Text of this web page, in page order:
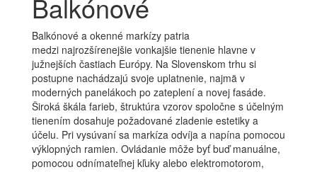
Balkónové
Balkónové a okenné markízy patria
medzi najrozšírenejšie vonkajšie tienenie hlavne v
južnejších častiach Európy. Na Slovenskom trhu si
postupne nachádzajú svoje uplatnenie, najmä v
moderných panelákoch po zateplení a novej fasáde.
Široká škála farieb, štruktúra vzorov spoločne s účelným
tienením dosahuje požadované zladenie estetiky a
účelu. Pri vysúvaní sa markíza odvíja a napína pomocou
výklopných ramien. Ovládanie môže byť buď manuálne,
pomocou odnímateľnej kľuky alebo elektromotorom,